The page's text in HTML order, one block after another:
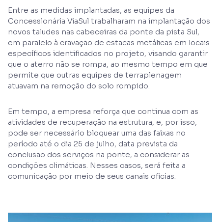
Entre as medidas implantadas, as equipes da
Concessionária ViaSul trabalharam na implantação dos
novos taludes nas cabeceiras da ponte da pista Sul,
em paralelo à cravação de estacas metálicas em locais
específicos identificados no projeto, visando garantir
que o aterro não se rompa, ao mesmo tempo em que
permite que outras equipes de terraplenagem
atuavam na remoção do solo rompido.
Em tempo, a empresa reforça que continua com as
atividades de recuperação na estrutura, e, por isso,
pode ser necessário bloquear uma das faixas no
período até o dia 25 de julho, data prevista da
conclusão dos serviços na ponte, a considerar as
condições climáticas. Nesses casos, será feita a
comunicação por meio de seus canais oficias.